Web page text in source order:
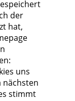
der
hat,
uns
nächsten
stimmt